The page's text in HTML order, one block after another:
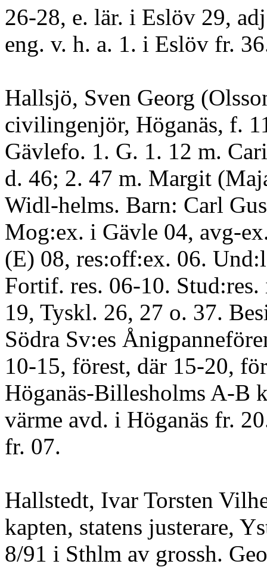
26-28, e. lär. i Eslöv 29,
eng. v. h. a. 1. i Eslöv fr.
Hallsjö, Sven Georg
civilingenjör, Höganäs, f.
Gävlefo. 1. G. 1. 12 m.
d. 46; 2. 47 m. Margit
Widl-helms. Barn: Carl
Mog:ex. i Gävle 04, avg-
(E) 08, res:off:ex. 06.
Fortif. res. 06-10.
19, Tyskl. 26, 27 o. 37.
Södra Sv:es
10-15, förest, där 15-20,
Höganäs-Billesholms A-B
värme avd. i Höganäs fr.
fr. 07.
Hallstedt, Ivar Torsten
kapten, statens justerare,
8/91 i Sthlm av grossh.